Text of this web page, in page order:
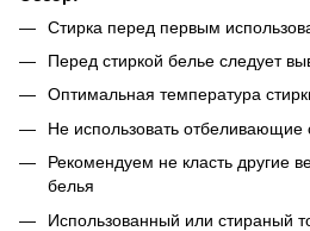
Стирка перед первым
Перед стиркой белье следует
Оптимальная температура
Не использовать отбеливающие
Рекомендуем не класть другие
белья
Использованный или стираный